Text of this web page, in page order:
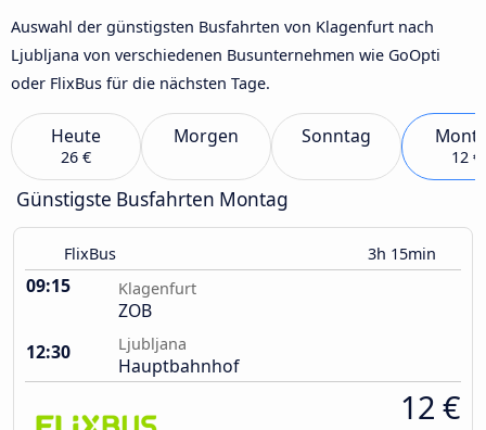
Auswahl der günstigsten Busfahrten von Klagenfurt nach
Ljubljana von verschiedenen Busunternehmen wie GoOpti
oder FlixBus für die nächsten Tage.
Heute
26 €
Morgen Sonntag
12 €
Günstigste Busfahrten Montag
FlixBus 3h 15min
09:15 Klagenfurt
ZOB
12:30
Ljubljana
Hauptbahnhof
12 €